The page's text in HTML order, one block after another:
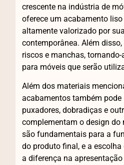
crescente na indústria de
oferece um acabamento liso
altamente valorizado por
contemporânea. Além
riscos e manchas,
para móveis que serão
Além dos materiais
acabamentos também
puxadores, dobradiças e
complementam o design do
são fundamentais para a
do produto final, e a
a diferença na